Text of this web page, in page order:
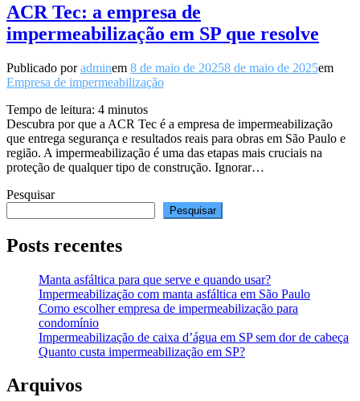
ACR Tec: a empresa de
impermeabilização em SP que resolve
Publicado poradminem 8 de maio de 20258 de maio de 2025em
Empresa de impermeabilização
Tempo de leitura: 4 minutos
Descubra por que a ACR Tec é a empresa de impermeabilização
que entrega segurança e resultados reais para obras em São Paulo e
região. A impermeabilização é uma das etapas mais cruciais na
proteção de qualquer tipo de construção. Ignorar…
Pesquisar
Pesquisar
Posts recentes
Manta asfáltica para que serve e quando usar?
Impermeabilização com manta asfáltica em São Paulo
Como escolher empresa de impermeabilização para
condomínio
Impermeabilização de caixa d’água em SP sem dor de cabeça
Quanto custa impermeabilização em SP?
Arquivos